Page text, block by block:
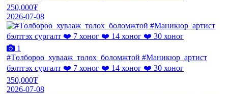
250,000₮
2026-07-08
1
#Төлбөрөө_хувааж_төлөх_боломжтой #Маникюр_артист
бэлтгэх сургалт ❤️ 7 хоног ❤️ 14 хоног ❤️ 30 хоног
350,000₮
2026-07-08